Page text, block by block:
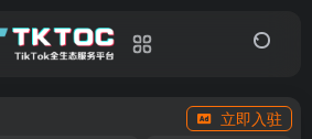
立即入驻